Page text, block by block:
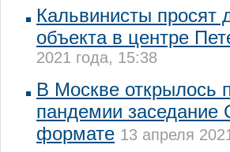
Кальвинисты просят
объекта в центре
2021 года, 15:38
В Москве открылось
пандемии заседание
формате 13 апреля